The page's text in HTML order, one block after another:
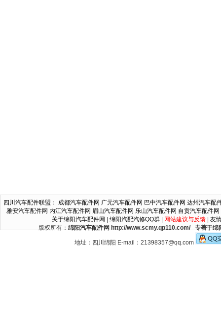
四川汽车配件联盟 ： 成都汽车配件网 广元汽车配件网 巴中汽车配件网 达州汽车配
雅安汽车配件网 内江汽车配件网 眉山汽车配件网 乐山汽车配件网 自贡汽车配件网
关于绵阳汽车配件网
绵阳汽配汽修QQ群| 网站建议与反馈| 友
版权所有： 绵阳汽车配件网 http://www.scmy.qp110.com/ 专著于绵
地址：四川绵阳 E-mail：21398357@qq.com